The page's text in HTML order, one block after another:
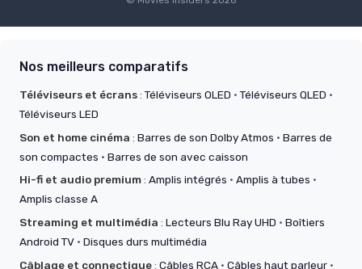
Nos meilleurs comparatifs
Téléviseurs et écrans:Téléviseurs OLED ·Téléviseurs QLED ·
Téléviseurs LED
Son et home cinéma : Barres de son Dolby Atmos · Barres de
son compactes · Barres de son avec caisson
Hi-fi et audio premium: Amplis intégrés · Amplis à tubes ·
Amplis classe A
Streaming et multimédia : Lecteurs Blu Ray UHD · Boîtiers
Android TV · Disques durs multimédia
Câblage et connectique: Câbles RCA · Câbles haut parleur ·